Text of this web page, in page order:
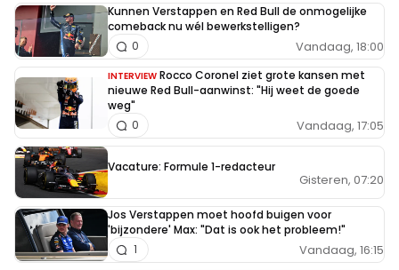
Kunnen Verstappen en Red Bull de onmogelijke
comeback nu wél bewerkstelligen?
Vandaag, 18:00
0
INTERVIEW Rocco Coronel ziet grote kansen met
nieuwe Red Bull-aanwinst: "Hij weet de goede
weg"
Vandaag, 17:05
0
Vacature: Formule 1-redacteur
Gisteren, 07:20
Jos Verstappen moet hoofd buigen voor
'bijzondere' Max: "Dat is ook het probleem!"
Vandaag, 16:15
1